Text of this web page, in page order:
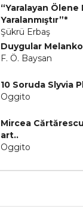
“Yaralayan Ölene
Yaralanmıştır”*
Şükrü Erbaş
Duygular
F. Ö. Baysan
10 Soruda Slyvia
Oggito
Mircea
art..
Oggito